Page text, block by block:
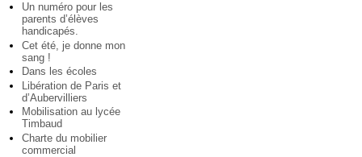
Un numéro pour les
parents d’élèves
handicapés.
Cet été, je donne mon
sang !
Dans les écoles
Libération de Paris et
d’Aubervilliers
Mobilisation au lycée
Timbaud
Charte du mobilier
commercial